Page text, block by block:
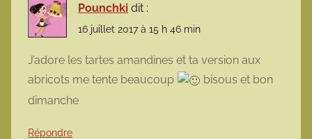
Pounchki dit :
16 juillet 2017 à 15 h 46 min
J’adore les tartes amandines et ta version aux
abricots me tente beaucoup
bisous et bon
dimanche
Répondre